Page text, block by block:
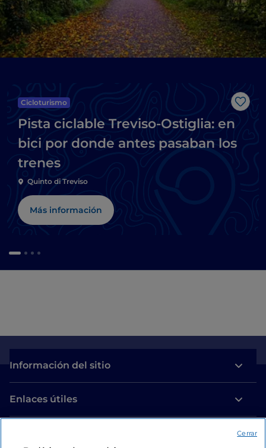
Me
Cicloturismo
Pista ciclable Treviso-Ostiglia: en
bici por donde antes pasaban los
trenes
Quinto di Treviso
Más información
Información del sitio
Enlaces útiles
Cerrar